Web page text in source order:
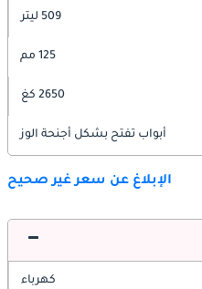
509 ليتر
125 مم
2650 كغ
أبواب تفتح بشكل أجنحة الوز
الإبلاغ عن سعر غير صحيح
كهرباء